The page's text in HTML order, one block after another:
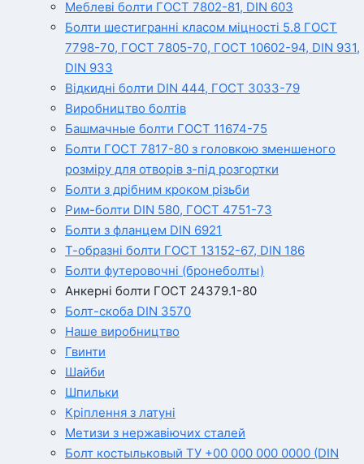
Меблеві болти ГОСТ 7802-81, DIN 603
Болти шестигранні класом міцності 5.8 ГОСТ
7798-70, ГОСТ 7805-70, ГОСТ 10602-94, DIN 931,
DIN 933
Відкидні болти DIN 444, ГОСТ 3033-79
Виробництво болтів
Башмачные болти ГОСТ 11674-75
Болти ГОСТ 7817-80 з головкою зменшеного
розміру для отворів з-під розгортки
Болти з дрібним кроком різьби
Рим-болти DIN 580, ГОСТ 4751-73
Болти з фланцем DIN 6921
Т-образні болти ГОСТ 13152-67, DIN 186
Болти футеровочні (бронеболты)
Анкерні болти ГОСТ 24379.1-80
Болт-скоба DIN 3570
Наше виробництво
Гвинти
Шайби
Шпильки
Кріплення з латуні
Метизи з нержавіючих сталей
Болт костыльковый ТУ +00 000 000 0000 (DIN